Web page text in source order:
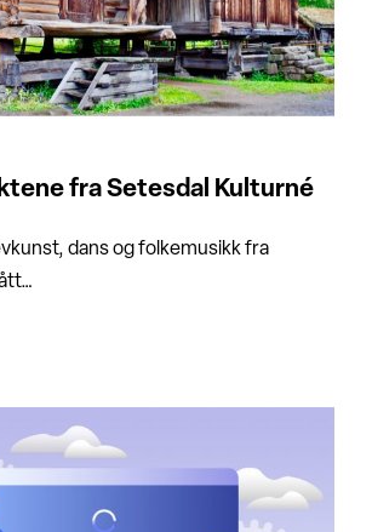
fra Setesdal Kulturné
dans og folkemusikk fra